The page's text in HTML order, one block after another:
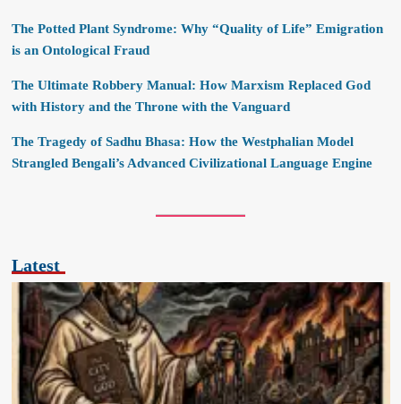
The Potted Plant Syndrome: Why “Quality of Life” Emigration
is an Ontological Fraud
The Ultimate Robbery Manual: How Marxism Replaced God
with History and the Throne with the Vanguard
The Tragedy of Sadhu Bhasa: How the Westphalian Model
Strangled Bengali’s Advanced Civilizational Language Engine
Latest